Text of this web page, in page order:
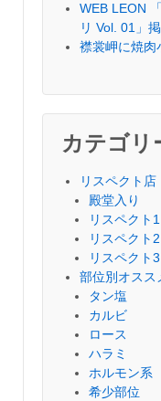
WEB LEON
リ Vol. 01」
襟裳岬に焼肉
カテゴリ
リスペクト店
殿堂入り
リスペクト1
リスペクト2
リスペクト3
部位別オスス
タン塩
カルビ
ロース
ハラミ
ホルモン系
希少部位